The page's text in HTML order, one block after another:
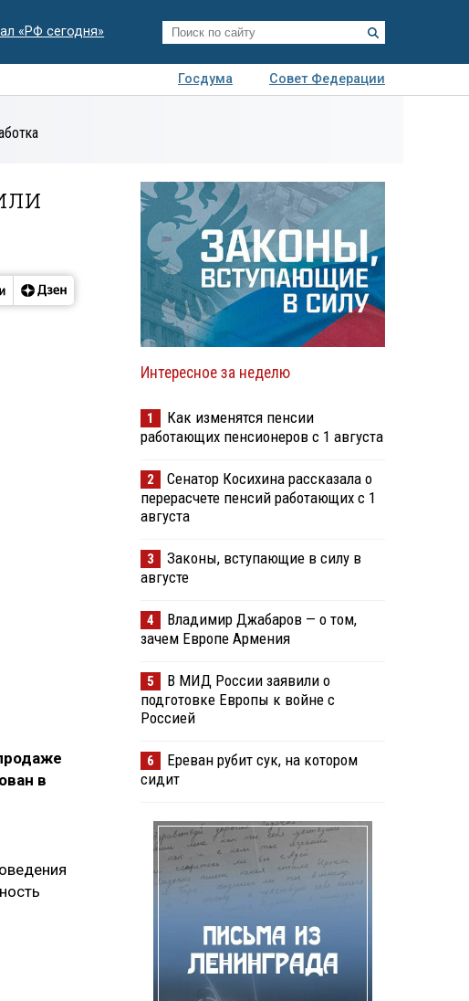
«РФ сегодня»
Госдума
Совет Федерации
экспертиза
в
Интересное за неделю
1
Как изменятся пенсии
работающих пенсионеров с 1 августа
2
Сенатор Косихина рассказала о
перерасчете пенсий работающих с 1
августа
3
Законы, вступающие в силу в
августе
4
Владимир Джабаров — о том,
зачем Европе Армения
5
В МИД России заявили о
подготовке Европы к войне с
Россией
6
Ереван рубит сук, на котором
сидит